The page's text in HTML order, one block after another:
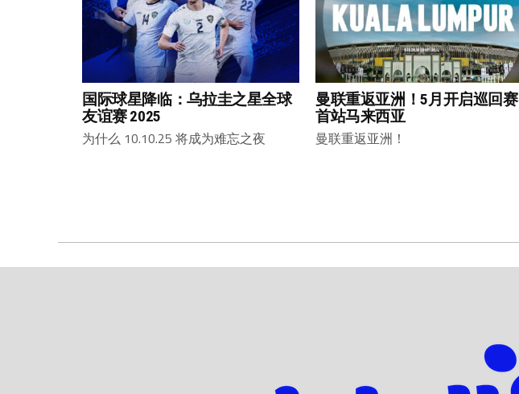
国际球星降临：乌拉圭之星全球
友谊赛 2025
为什么 10.10.25 将成为难忘之夜
曼联重返亚洲！5月开启巡回赛
首站马来西亚
曼联重返亚洲！